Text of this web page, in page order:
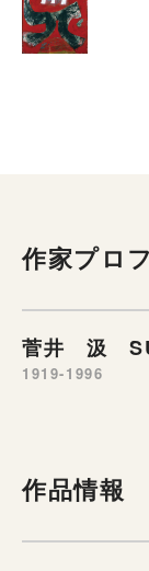
作家プロ
菅井 汲
1919-1996
作品情報